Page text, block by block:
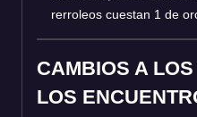
rerroleos cuestan 1 de
CAMBIOS A
LOS